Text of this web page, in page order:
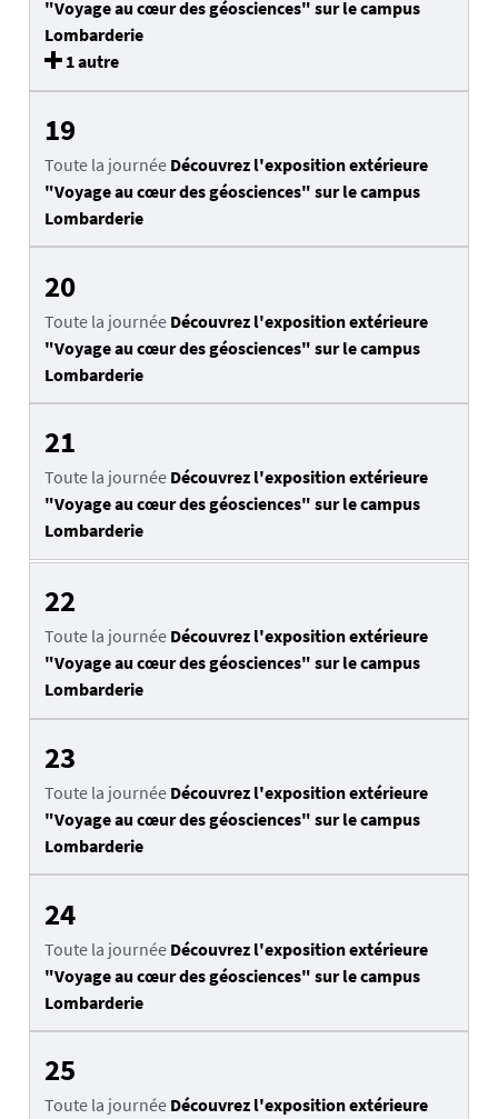
"Voyage au cœur des géosciences" sur le campus
Lombarderie
1 autre
19
Toute la journée Découvrez l'exposition extérieure
"Voyage au cœur des géosciences" sur le campus
Lombarderie
20
Toute la journée Découvrez l'exposition extérieure
"Voyage au cœur des géosciences" sur le campus
Lombarderie
21
Toute la journée Découvrez l'exposition extérieure
"Voyage au cœur des géosciences" sur le campus
Lombarderie
22
Toute la journée Découvrez l'exposition extérieure
"Voyage au cœur des géosciences" sur le campus
Lombarderie
23
Toute la journée Découvrez l'exposition extérieure
"Voyage au cœur des géosciences" sur le campus
Lombarderie
24
Toute la journée Découvrez l'exposition extérieure
"Voyage au cœur des géosciences" sur le campus
Lombarderie
25
Toute la journée Découvrez l'exposition extérieure